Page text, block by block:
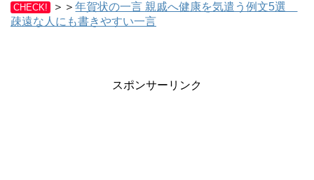
CHECK! ＞＞年賀状の一言 親戚へ健康を気遣う例文5選
疎遠な人にも書きやすい一言
スポンサーリンク